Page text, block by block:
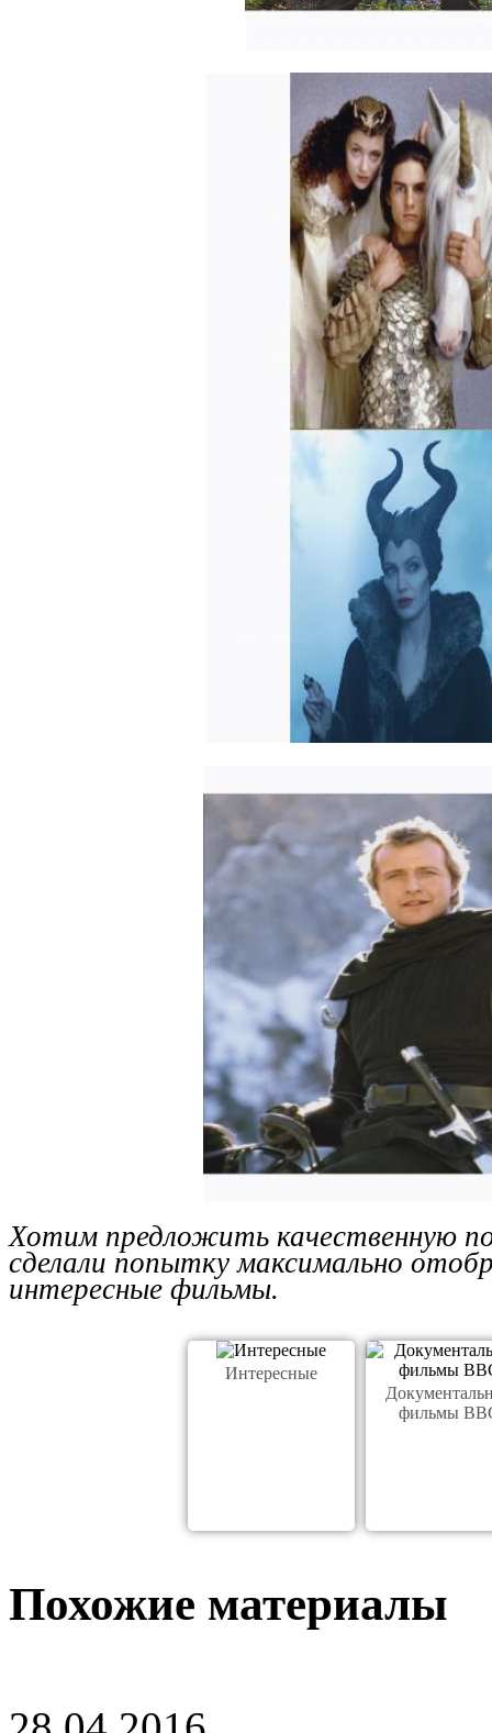
Хотим предложить качественную
сделали попытку максимально
интересные фильмы.
Интересные
фильмы
Похожие материалы